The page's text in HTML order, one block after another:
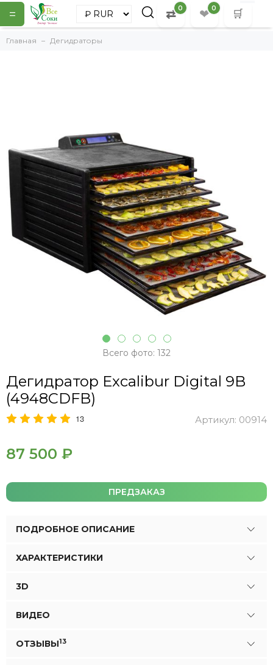
= ⇄ 0 ❤ 0 🛒
Главная Дегидраторы
Всего фото: 132
Дегидратор Excalibur Digital 9B
(4948CDFB)
13 Артикул: 00914
87 500 ₽
ПРЕДЗАКАЗ
ПОДРОБНОЕ ОПИСАНИЕ
ХАРАКТЕРИСТИКИ
3D
ВИДЕО
ОТЗЫВЫ13